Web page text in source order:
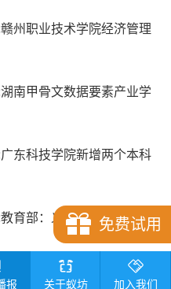
州职业技术学院经济管理
南甲骨文数据要素产业学
东科技学院新增两个本科
育部：义务教育学校严禁
育部：对不实招生信息及
免费试用
报 关于蚁坊 加入我们